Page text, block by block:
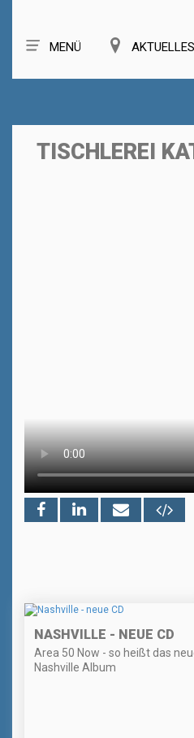
MENÜ AKTUELLES
TISCHLEREI
NASHVILLE - NEUE CD
Area 50 Now - so heißt das
Nashville Album